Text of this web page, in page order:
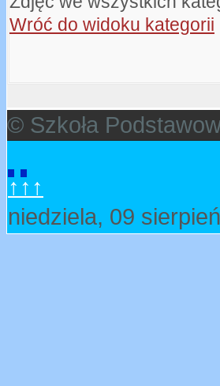
Wróć do widoku kategorii
© Szkoła
↑↑↑
niedziela, 09